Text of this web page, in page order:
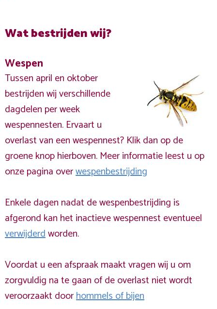
Wat bestrijden wij?
Wespen
Tussen april en oktober
bestrijden wij verschillende
dagdelen per week
wespennesten. Ervaart u
overlast van een wespennest? Klik dan op de
groene knop hierboven. Meer informatie leest u op
onze pagina overwespenbestrijding
Enkele dagen nadat de wespenbestrijding is
afgerond kan het inactieve wespennest eventueel
verwijderdworden.
Voordat u een afspraak maakt vragen wij u om
zorgvuldig na te gaan of de overlast niet wordt
veroorzaakt doorhommels of bijen